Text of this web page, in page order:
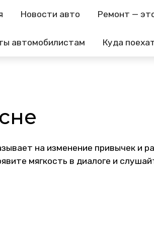
Новости авто Ремонт —
автомобилистам Куда
на изменение привычек и
мягкость в диалоге и